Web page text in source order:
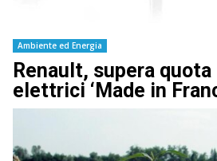
Ambiente ed Energia
Renault, supera
elettrici ‘Made in